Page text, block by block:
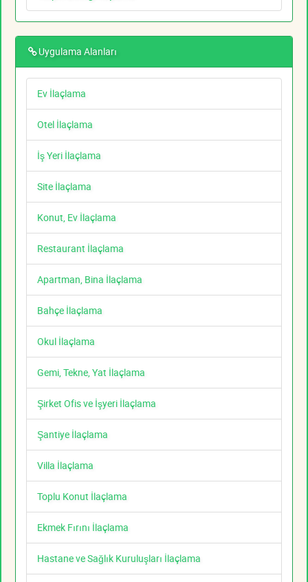
Uygulama Alanları
Ev İlaçlama
Otel İlaçlama
İş Yeri İlaçlama
Site İlaçlama
Konut, Ev İlaçlama
Restaurant İlaçlama
Apartman, Bina İlaçlama
Bahçe İlaçlama
Okul İlaçlama
Gemi, Tekne, Yat İlaçlama
Şirket Ofis ve İşyeri İlaçlama
Şantiye İlaçlama
Villa İlaçlama
Toplu Konut İlaçlama
Ekmek Fırını İlaçlama
Hastane ve Sağlık Kuruluşları İlaçlama